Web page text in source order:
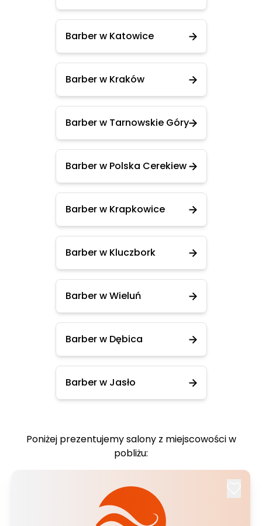
Barber w Katowice
Barber w Kraków
Barber w Tarnowskie Góry
Barber w Polska Cerekiew
Barber w Krapkowice
Barber w Kluczbork
Barber w Wieluń
Barber w Dębica
Barber w Jasło
Poniżej prezentujemy salony z miejscowości w
pobliżu: